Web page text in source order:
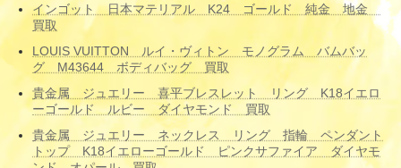
インゴット 日本マテリアル K24 ゴールド 純金 地金
買取
LOUIS VUITTON ルイ・ヴィトン モノグラム バムバッ
グ M43644 ボディバッグ 買取
貴金属 ジュエリー 喜平ブレスレット リング K18イエロ
ーゴールド ルビー ダイヤモンド 買取
貴金属 ジュエリー ネックレス リング 指輪 ペンダント
トップ K18イエローゴールド ピンクサファイア ダイヤモ